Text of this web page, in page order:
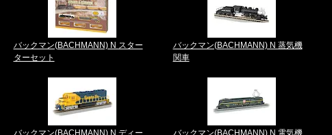
バックマン(BACHMANN) N スター
ターセット
バックマン(BACHMANN) N 蒸気機
関車
バックマン(BACHMANN) N ディー
バックマン(BACHMANN) N 電気機